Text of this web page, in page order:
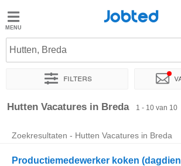
Jobted
Vacatures
Salarissen
Jobted
Hutten, Breda
Filters
Sorteer op Exacte locatie Bedrijf
Hutten Vacatures in Breda 1 - 10 van 10
Zoekresultaten - Hutten Vacatures in Breda
Productiemedewerker koken